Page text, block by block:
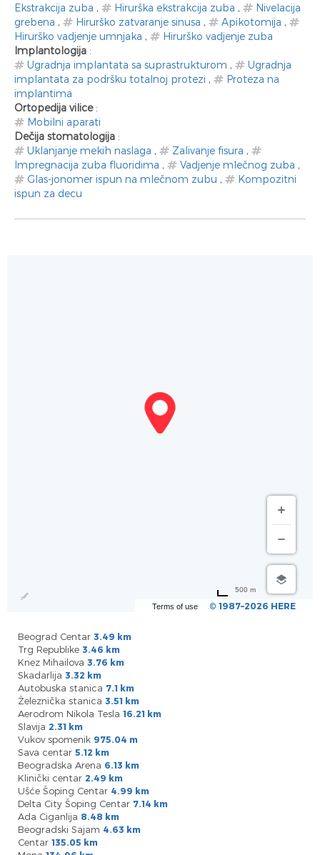
Ekstrakcija zuba , Hirurška ekstrakcija zuba ,
Nivelacija
grebena , Hirurško zatvaranje sinusa , Apikotomija ,
Hirurško vadjenje umnjaka ,
Hirurško vadjenje zuba
Implantologija :
Ugradnja implantata sa suprastrukturom ,
Ugradnja
implantata za podršku totalnoj protezi ,
Proteza na
implantima
Ortopedija vilice:
Mobilni aparati
Dečija stomatologija :
Uklanjanje mekih naslaga , Zalivanje fisura ,
Impregnacija zuba fluoridima , Vadjenje mlečnog zuba ,
Glas-jonomer ispun na mlečnom zubu ,
Kompozitni
ispun za decu
Terms of use © 1987–2026 HERE
500 m
Beograd Centar 3.49 km
Trg Republike 3.46 km
Knez Mihailova 3.76 km
Skadarlija 3.32 km
Autobuska stanica 7.1 km
Železnička stanica 3.51 km
Aerodrom Nikola Tesla 16.21 km
Slavija 2.31 km
Vukov spomenik 975.04 m
Sava centar 5.12 km
Beogradska Arena 6.13 km
Klinički centar 2.49 km
Ušće Šoping Centar 4.99 km
Delta City Šoping Centar 7.14 km
Ada Ciganlija 8.48 km
Beogradski Sajam 4.63 km
Centar 135.05 km